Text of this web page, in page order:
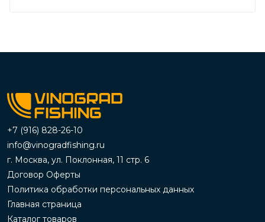
+7 (916) 828-26-10
info@vinogradfishing.ru
г. Москва, ул. Поклонная, 11 стр. 6
Договор Оферты
Политика обработки персональных данных
Главная страница
Каталог товаров